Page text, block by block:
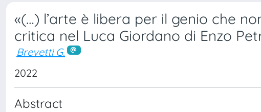
«(…) l’arte è libera per il genio che
critica nel Luca Giordano di Enzo
Brevetti G.
2022
Abstract